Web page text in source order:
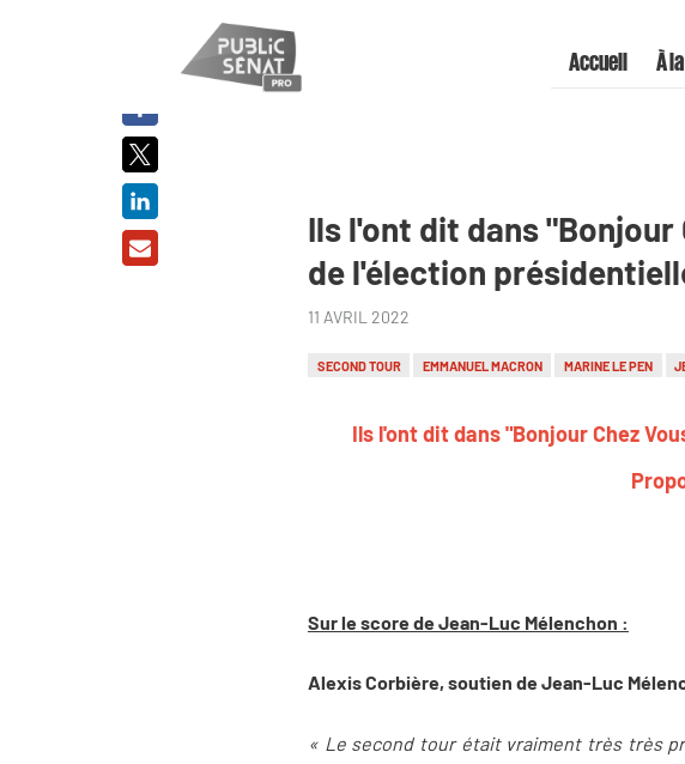
Accueil À
Ils l'ont dit dans "Bonjour
de l'élection
11 AVRIL 2022
SECOND TOUR EMMANUEL MACRON MARINE LE PEN
Ils l'ont dit dans "Bonjour Chez
Sur le score de Jean-Luc Mélenchon :
Alexis Corbière, soutien de Jean-Luc
« Le second tour était vraiment très très